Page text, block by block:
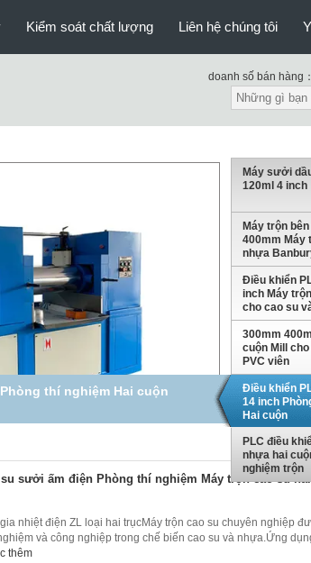
Kiểm soát chất lượng Liên hệ chúng tôi
doanh số bán hàng：
thí nghiệm Hai cuộn
Máy sưởi
120ml 4 inch
Máy trộn
400mm Máy
nhựa
trộn kim loại
Điều khiển
inch Máy
cho cao su
300mm
cuộn Mill
PVC viên
Điều khiển
14 inch
Hai cuộn
PLC điều
nhựa hai
nghiệm trộn
sưởi ấm điện Phòng thí nghiệm Máy trộn cao su hai
nhiệt điện ZL loại hai trụcMáy trộn cao su chuyên nghiệp
và công nghiệp trong chế biến cao su và nhựa.Ứng
thêm